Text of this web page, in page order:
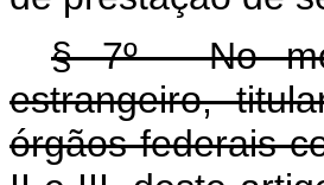
§ 7º - No
estrangeiro,
órgãos federais